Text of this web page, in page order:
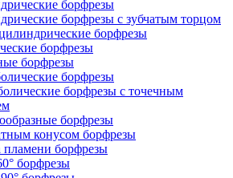
борфрезы
борфрезы с зубчатым торцом
борфрезы
борфрезы
борфрезы
борфрезы
борфрезы с точечным
борфрезы
конусом борфрезы
борфрезы
борфрезы